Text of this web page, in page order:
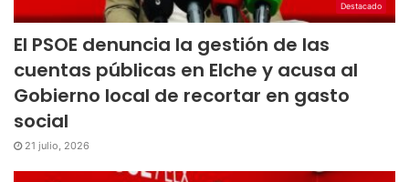
Destacado
El PSOE denuncia la gestión de las
cuentas públicas en Elche y acusa al
Gobierno local de recortar en gasto
social
21 julio, 2026